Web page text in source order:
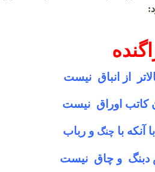
از انباق نیست
کاتب اوراق نیست
با چنگ و رباب
دبنگ و چاق نیست